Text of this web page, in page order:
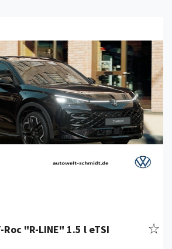
"R-LINE" 1.5 l eTSI